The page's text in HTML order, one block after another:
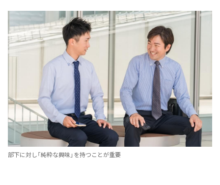
部下に対し「純粋な興味」を持つことが重要